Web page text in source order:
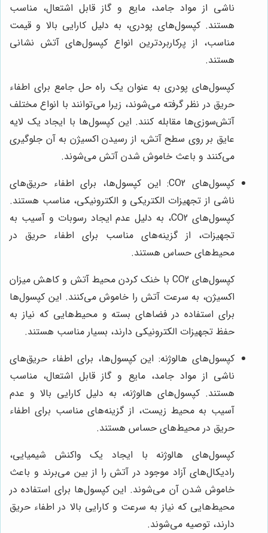
ناشی از مواد جامد، مایع و گاز قابل اشتعال، مناسب
هستند. کپسول‌های پودری، به دلیل کارایی بالا و قیمت
مناسب، از پرکاربردترین انواع کپسول‌های آتش نشانی
هستند.
کپسول‌های پودری به عنوان یک راه حل جامع برای اطفاء
حریق در نظر گرفته می‌شوند، زیرا می‌توانند با انواع مختلف
آتش‌سوزی‌ها مقابله کنند. این کپسول‌ها با ایجاد یک لایه
عایق بر روی سطح آتش، از رسیدن اکسیژن به آن جلوگیری
می‌کنند و باعث خاموش شدن آتش می‌شوند.
کپسول‌های CO2: این کپسول‌ها، برای اطفاء حریق‌های
ناشی از تجهیزات الکتریکی و الکترونیکی، مناسب هستند.
کپسول‌های CO2، به دلیل عدم ایجاد رسوبات و آسیب به
تجهیزات، از گزینه‌های مناسب برای اطفاء حریق در
محیط‌های حساس هستند.
کپسول‌های CO2 با خنک کردن محیط آتش و کاهش میزان
اکسیژن، به سرعت آتش را خاموش می‌کنند. این کپسول‌ها
برای استفاده در فضاهای بسته و محیط‌هایی که نیاز به
حفظ تجهیزات الکترونیکی دارند، بسیار مناسب هستند.
کپسول‌های هالوژنه: این کپسول‌ها، برای اطفاء حریق‌های
ناشی از مواد جامد، مایع و گاز قابل اشتعال، مناسب
هستند. کپسول‌های هالوژنه، به دلیل کارایی بالا و عدم
آسیب به محیط زیست، از گزینه‌های مناسب برای اطفاء
حریق در محیط‌های حساس هستند.
کپسول‌های هالوژنه با ایجاد یک واکنش شیمیایی،
رادیکال‌های آزاد موجود در آتش را از بین می‌برند و باعث
خاموش شدن آن می‌شوند. این کپسول‌ها برای استفاده در
محیط‌هایی که نیاز به سرعت و کارایی بالا در اطفاء حریق
دارند، توصیه می‌شوند.